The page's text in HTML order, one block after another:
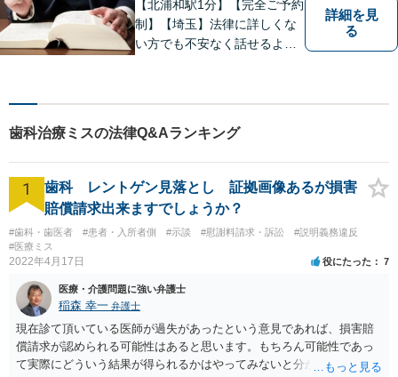
【北浦和駅1分】【完全ご予約
制】【埼玉】法律に詳しくな
い方でも不安なく話せるよ
く感じがちな法律問題も、少
しょう。
詳細を見
る
歯科治療ミスの法律Q&Aランキング
1
歯科 レントゲン見落とし 証拠画像あるが損害
賠償請求出来ますでしょうか？
#歯科・歯医者 #患者・入所者側 #示談 #慰謝料請求・訴訟
#説明義務違反
#医療ミス
2022年4月17日 役にたった 7
医療・介護問題に強い弁護士
稲森 幸一 弁護士
現在診て頂いている医師が過失があったという意見であれば、損害賠
償請求が認められる可能性はあると思います。もちろん可能性であっ
て実際にどういう結果が得られるかはやってみないと分かりません